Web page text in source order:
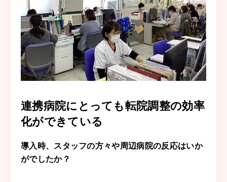
連携病院にとっても転院調整の効率
化ができている
導入時、スタッフの方々や周辺病院の反応はいか
がでしたか？